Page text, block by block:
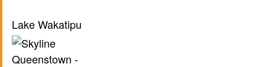
Lake Wakatipu